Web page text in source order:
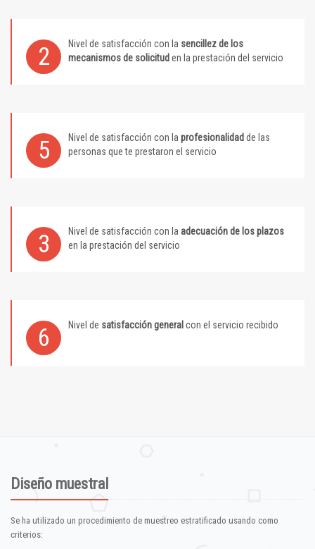
2 Nivel de satisfacción con la sencillez de los
mecanismos de solicitud en la prestación del servicio
5 Nivel de satisfacción con la profesionalidad de las
personas que te prestaron el servicio
3 Nivel de satisfacción con la adecuación de los plazos
en la prestación del servicio
6 Nivel de satisfacción general con el servicio recibido
Diseño muestral
Se ha utilizado un procedimiento de muestreo estratificado usando como
criterios: